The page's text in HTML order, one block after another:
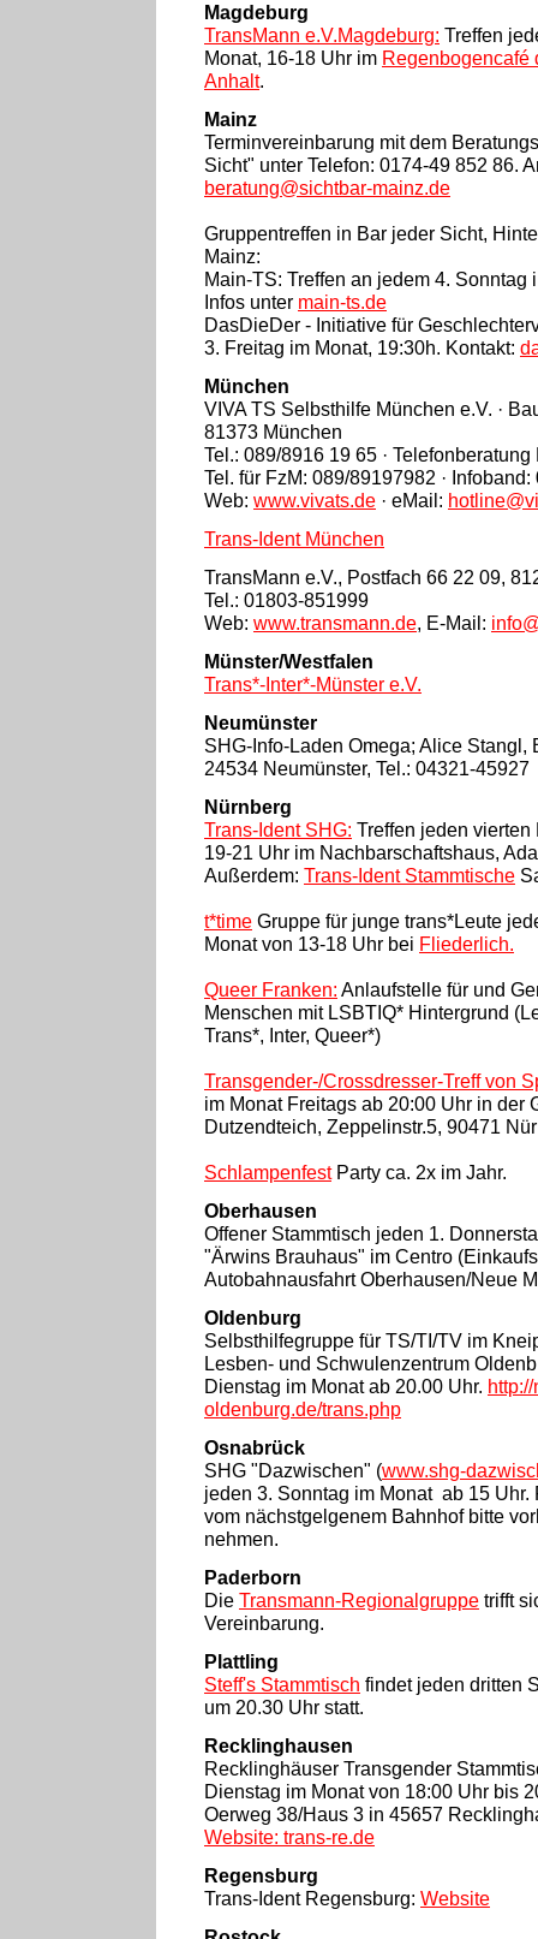
Magdeburg
TransMann e.V.Magdeburg: Treffen
Monat, 16-18 Uhr im Regenbogencafé
Anhalt.
Mainz
Terminvereinbarung mit dem
Sicht" unter Telefon: 0174-49 852 86.
beratung@sichtbar-mainz.de
Gruppentreffen in Bar jeder Sicht,
Mainz:
Main-TS: Treffen an jedem 4. Sonntag
Infos unter main-ts.de
DasDieDer - Initiative für
3. Freitag im Monat, 19:30h. Kontakt:
München
VIVA TS Selbsthilfe München e.V. ·
81373 München
Tel.: 089/8916 19 65 ·
Tel. für FzM: 089/89197982 ·
Web: www.vivats.de · eMail:
Trans-Ident München
TransMann e.V., Postfach 66 22 09,
Tel.: 01803-851999
Web: www.transmann.de, E-Mail:
Münster/Westfalen
Trans*-Inter*-Münster e.V.
Neumünster
SHG-Info-Laden Omega; Alice Stangl,
24534 Neumünster, Tel.: 04321-45927
Nürnberg
Trans-Ident SHG: Treffen jeden vierten
19-21 Uhr im Nachbarschaftshaus,
Außerdem: Trans-Ident Stammtische
t*time Gruppe für junge trans*Leute
Monat von 13-18 Uhr bei Fliederlich.
Queer Franken: Anlaufstelle für und
Menschen mit LSBTIQ* Hintergrund
Trans*, Inter, Queer*)
Transgender-/Crossdresser-Treff von
im Monat Freitags ab 20:00 Uhr in der
Dutzendteich, Zeppelinstr.5, 90471
SchlampenfestParty ca. 2x im Jahr.
Oberhausen
Offener Stammtisch jeden 1.
"Ärwins Brauhaus" im Centro
Autobahnausfahrt Oberhausen/Neue
Oldenburg
Selbsthilfegruppe für TS/TI/TV im
Lesben- und Schwulenzentrum
Dienstag im Monat ab 20.00 Uhr.
oldenburg.de/trans.php
Osnabrück
SHG "Dazwischen" (www.shg-
jeden 3. Sonntag im Monat ab 15 Uhr.
vom nächstgelgenem Bahnhof bitte
nehmen.
Paderborn
Die Transmann-Regionalgruppe trifft
Vereinbarung.
Plattling
Steff's Stammtisch findet jeden dritten
um 20.30 Uhr statt.
Recklinghausen
Recklinghäuser Transgender
Dienstag im Monat von 18:00 Uhr bis
Oerweg 38/Haus 3 in 45657
Website: trans-re.de
Regensburg
Trans-Ident Regensburg: Website